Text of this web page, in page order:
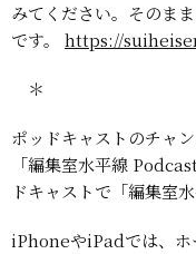
みてください。そのま
です。
https://
＊
ポッドキャストのチャ
「編集室水平線
ドキャストで「編集室
iPhoneやiPadでは、ホ